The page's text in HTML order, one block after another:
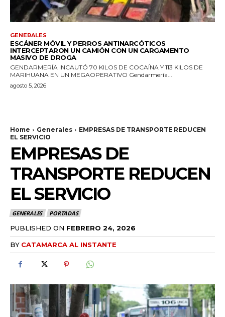
GENERALES
ESCÁNER MÓVIL Y PERROS ANTINARCÓTICOS
INTERCEPTARON UN CAMIÓN CON UN CARGAMENTO
MASIVO DE DROGA
GENDARMERÍA INCAUTÓ 70 KILOS DE COCAÍNA Y 113 KILOS DE
MARIHUANA EN UN MEGAOPERATIVO Gendarmería...
agosto 5, 2026